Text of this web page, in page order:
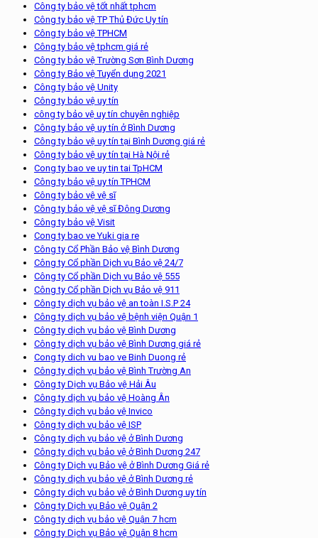
Công ty bảo vệ tốt nhất tphcm
Công ty bảo vệ TP Thủ Đức Uy tín
Công ty bảo vệ TPHCM
Công ty bảo vệ tphcm giá rẻ
Công ty bảo vệ Trường Sơn Bình Dương
Công ty Bảo vệ Tuyển dụng 2021
Công ty bảo vệ Unity
Công ty bảo vệ uy tín
công ty bảo vệ uy tín chuyên nghiệp
Công ty bảo vệ uy tín ở Bình Dương
Công ty bảo vệ uy tín tại Bình Dương giá rẻ
Công ty bảo vệ uy tín tại Hà Nội rẻ
Cong ty bao ve uy tin tai TpHCM
Công ty bảo vệ uy tín TPHCM
Công ty bảo vệ vệ sĩ
Công ty bảo vệ vệ sĩ Đông Dương
Công ty bảo vệ Visit
Cong ty bao ve Yuki gia re
Công ty Cổ Phần Bảo vệ Bình Dương
Công ty Cổ phần Dịch vụ Bảo vệ 24/7
Công ty Cổ phần Dịch vụ Bảo vệ 555
Công ty Cổ phần Dịch vụ Bảo vệ 911
Công ty dịch vụ bảo vệ an toàn I.S.P 24
Công ty dịch vụ bảo vệ bệnh viện Quận 1
Công ty dịch vụ bảo vệ Bình Dương
Công ty dịch vụ bảo vệ Bình Dương giá rẻ
Cong ty dich vu bao ve Binh Duong rẻ
Công ty dịch vụ bảo vệ Bình Trường An
Công ty Dịch vụ Bảo vệ Hải Âu
Công ty dịch vụ bảo vệ Hoàng Ân
Công ty dịch vụ bảo vệ Invico
Công ty dịch vụ bảo vệ ISP
Công ty dịch vụ bảo vệ ở Bình Dương
Công ty dịch vụ bảo vệ ở Bình Dương 247
Công ty Dịch vụ Bảo vệ ở Bình Dương Giá rẻ
Công ty dịch vụ bảo vệ ở Bình Dương rẻ
Công ty dịch vụ bảo vệ ở Bình Dương uy tín
Công ty Dịch vụ Bảo vệ Quận 2
Công ty dịch vụ bảo vệ Quận 7 hcm
Công ty Dịch vụ Bảo vệ Quận 8 hcm